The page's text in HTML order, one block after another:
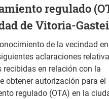
regulado
de Vitoria-
de la vecindad en
aclaraciones
recibidas en relación con la
obtener autorización para el
regulado (OTA) en la